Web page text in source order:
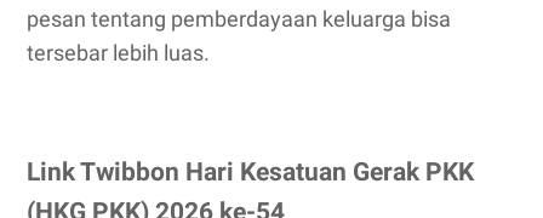
pesan tentang pemberdayaan keluarga bisa
tersebar lebih luas.
Link Twibbon Hari Kesatuan Gerak PKK
(HKG PKK) 2026 ke-54